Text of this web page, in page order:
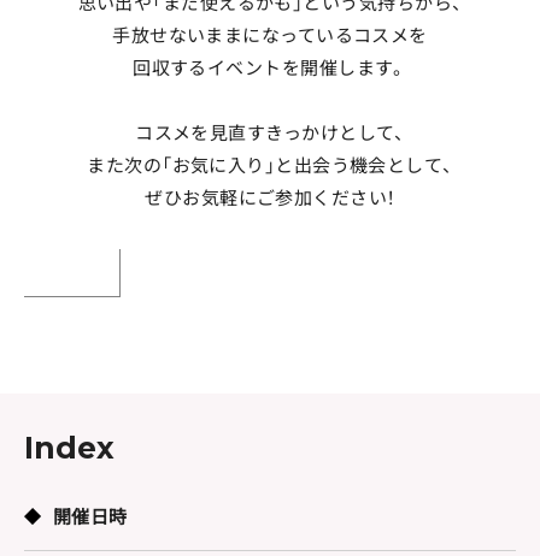
手放せないままになっているコスメを
回収するイベントを開催します。
コスメを見直すきっかけとして、
また次の「お気に入り」と出会う機会として、
ぜひお気軽にご参加ください！
Index
開催日時